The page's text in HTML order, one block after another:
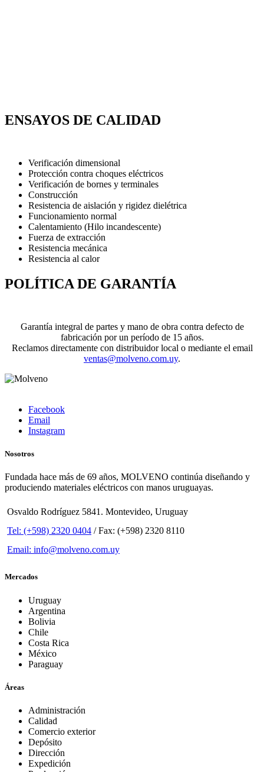
ENSAYOS DE CALIDAD
Verificación dimensional
Protección contra choques eléctricos
Verificación de bornes y terminales
Construcción
Resistencia de aislación y rigidez dielétrica
Funcionamiento normal
Calentamiento (Hilo incandescente)
Fuerza de extracción
Resistencia mecánica
Resistencia al calor
POLÍTICA DE GARANTÍA
Garantía integral de partes y mano de obra contra defecto de
fabricación por un período de 15 años.
Reclamos directamente con distribuidor local o mediante el email
ventas@molveno.com.uy.
Facebook
Email
Instagram
Nosotros
Fundada hace más de 69 años, MOLVENO continúa diseñando y
produciendo materiales eléctricos con manos uruguayas.
Osvaldo Rodríguez 5841. Montevideo, Uruguay
Tel: (+598) 2320 0404 / Fax: (+598) 2320 8110
Email: info@molveno.com.uy
Mercados
Uruguay
Argentina
Bolivia
Chile
Costa Rica
México
Paraguay
Áreas
Administración
Calidad
Comercio exterior
Depósito
Dirección
Expedición